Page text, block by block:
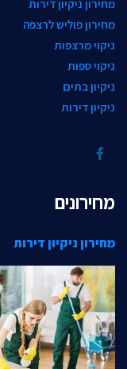
מחירון ניקיון דירות
מחירון פוליש לרצפה
ניקוי מרצפות
ניקוי ספות
ניקיון בתים
ניקיון דירות
מחירונים
מחירון ניקיון דירות